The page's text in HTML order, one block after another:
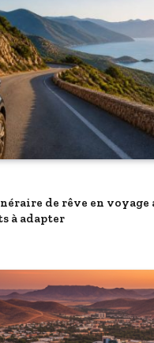
de rêve en voyage
à adapter